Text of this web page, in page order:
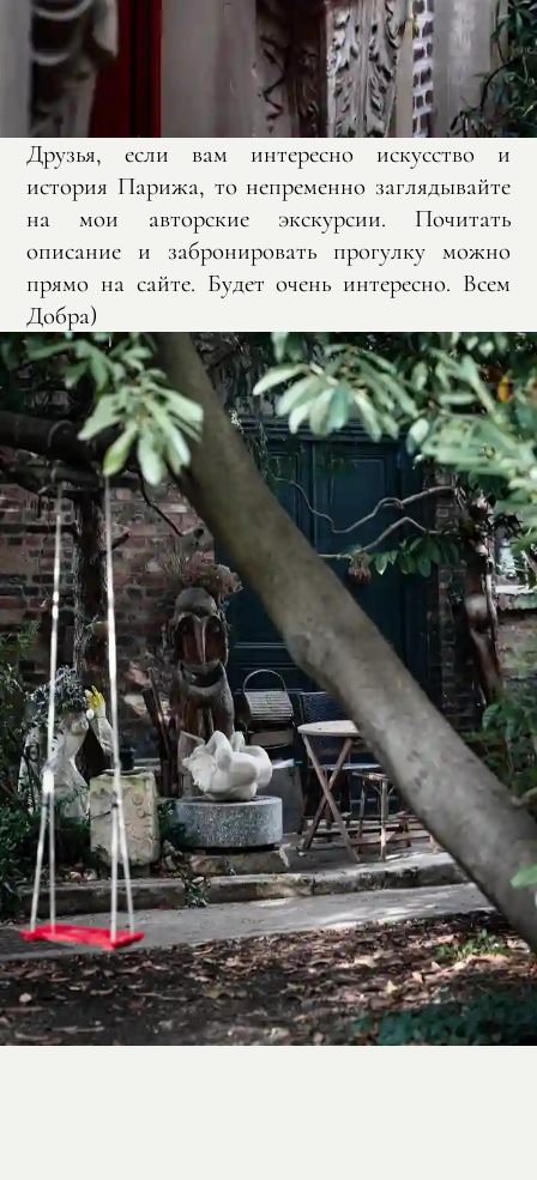
Друзья, если вам интересно искусство и
история Парижа, то непременно заглядывайте
на мои авторские экскурсии. Почитать
описание и забронировать прогулку можно
прямо на сайте. Будет очень интересно. Всем
Добра)